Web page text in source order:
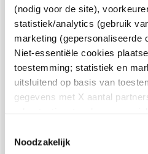
(nodig voor de site),
statistiek/analytics (gebruik
marketing (gepersonaliseerde
Niet-essentiële cookies
toestemming; statistiek en
uitsluitend op basis van
gegevens met X aantal
en de bewaartermijnen per
Noodzakelijk
Over DA
Klantenservice
Assortiment
VolgDA